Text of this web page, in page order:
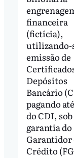
financeira
(fictícia),
utilizando-
emissão de
Depósitos
Bancário
pagando
do CDI, sob
garantia
Garantidor
Crédito